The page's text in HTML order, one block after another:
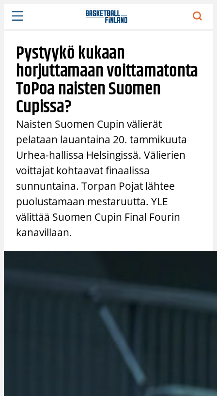
Siirry
sisältöön
Pystyykö kukaan
horjuttamaan voittamatonta
ToPoa naisten Suomen
Cupissa?
Naisten Suomen Cupin välierät
pelataan lauantaina 20. tammikuuta
Urhea-hallissa Helsingissä. Välierien
voittajat kohtaavat finaalissa
sunnuntaina. Torpan Pojat lähtee
puolustamaan mestaruutta. YLE
välittää Suomen Cupin Final Fourin
kanavillaan.